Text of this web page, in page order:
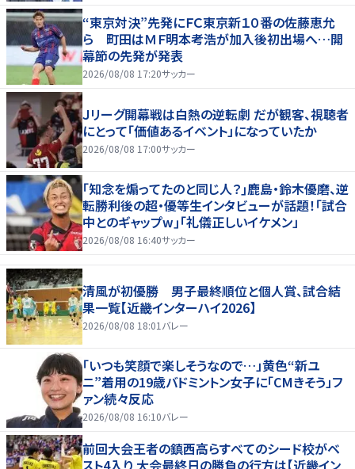
“東京対決”先発にＦＣ東京新１０番の佐藤恵允
ら 町田はＭＦ明本考浩が加入後初出場へ…開
幕節の先発が発表
2026/08/08 17:20サッカー
Ｊリーグ開幕戦は白熱の逆転劇 だが観客、視聴者
にとって「価値あるイベント」になっていたか
2026/08/08 17:00サッカー
｢知念を煽ってたのと同じ人？｣鹿島・鈴木優磨、逆
転勝利後の超・優等生インタビューが話題！｢試合
中とのギャップw｣｢礼儀正しいイケメン」
2026/08/08 16:40サッカー
清風が初優勝 男子最終順位と個人賞、試合結
果一覧【近畿インターハイ2026】
2026/08/08 18:01 バレー
「いつも笑顔で楽しそうなので…」黄色“新ユ
ニ”着用の19歳バドミントン女子に「CMきそう」フ
ァン続々反応
2026/08/08 16:10バレー
前回大会王者の鎮西高らすべてのシード校がベ
スト4入り 大会最終日の勝負の行方は【近畿イン